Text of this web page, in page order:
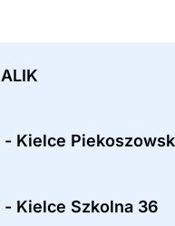
- Kielce
- Kielce Szkolna 36